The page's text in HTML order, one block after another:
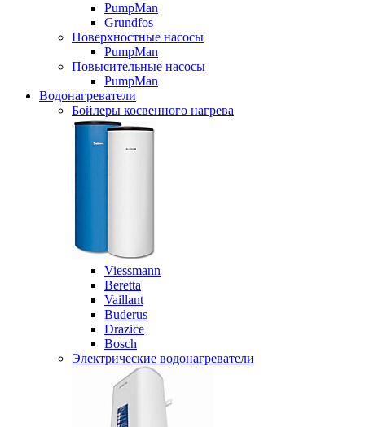
PumpMan
Grundfos
Поверхностные насосы
PumpMan
Повысительные насосы
PumpMan
Водонагреватели
Бойлеры косвенного нагрева
Viessmann
Beretta
Vaillant
Buderus
Drazice
Bosch
Электрические водонагреватели